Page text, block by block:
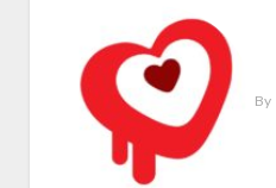
By